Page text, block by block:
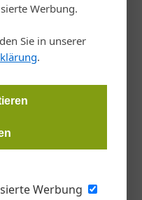
Werbung.
Sie in unserer
.
Werbung